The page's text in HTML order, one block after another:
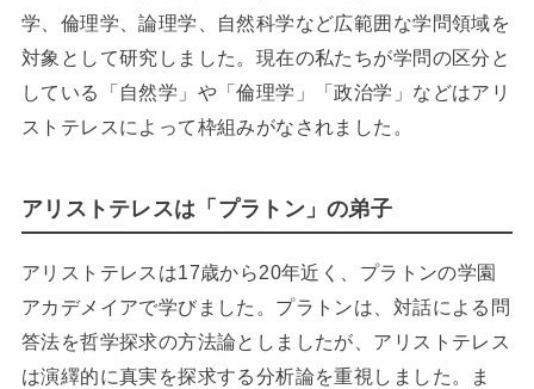
学、倫理学、論理学、自然科学など広範囲な学問領域を
対象として研究しました。現在の私たちが学問の区分と
している「自然学」や「倫理学」「政治学」などはアリ
ストテレスによって枠組みがなされました。
アリストテレスは「プラトン」の弟子
アリストテレスは17歳から20年近く、プラトンの学園
アカデメイアで学びました。プラトンは、対話による問
答法を哲学探求の方法論としましたが、アリストテレス
は演繹的に真実を探求する分析論を重視しました。ま